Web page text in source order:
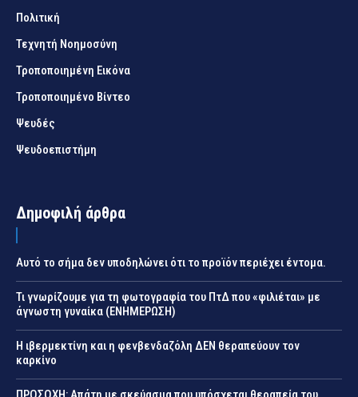
Πολιτική
Τεχνητή Νοημοσύνη
Τροποποιημένη Εικόνα
Τροποποιημένο Βίντεο
Ψευδές
Ψευδοεπιστήμη
Δημοφιλή άρθρα
Αυτό το σήμα δεν υποδηλώνει ότι το προϊόν περιέχει έντομα.
Τι γνωρίζουμε για τη φωτογραφία του ΠτΔ που «φιλιέται» με
άγνωστη γυναίκα (ΕΝΗΜΕΡΩΣΗ)
Η ιβερμεκτίνη και η φενβενδαζόλη ΔΕΝ θεραπεύουν τον
καρκίνο